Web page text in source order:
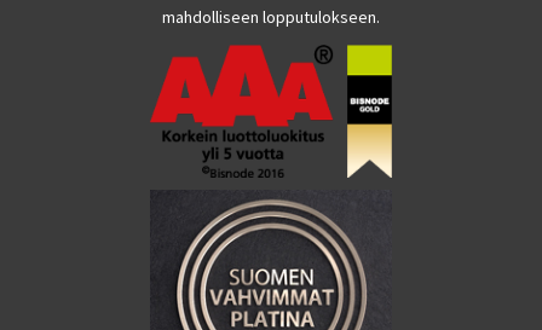
mahdolliseen lopputulokseen.